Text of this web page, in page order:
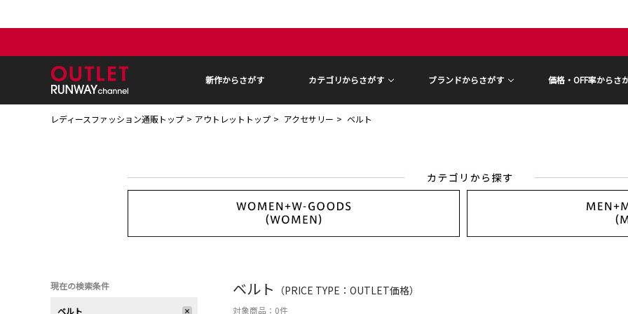
新作からさがす カテゴリからさがす ブランドからさがす 価格・OFF率からさ
レディースファッション通販トップ アウトレットトップ アクセサリー ベルト
ベルト （PRICE TYPE：OUTLET価格）
対象商品： 0件
現在の検索条件
ベルト